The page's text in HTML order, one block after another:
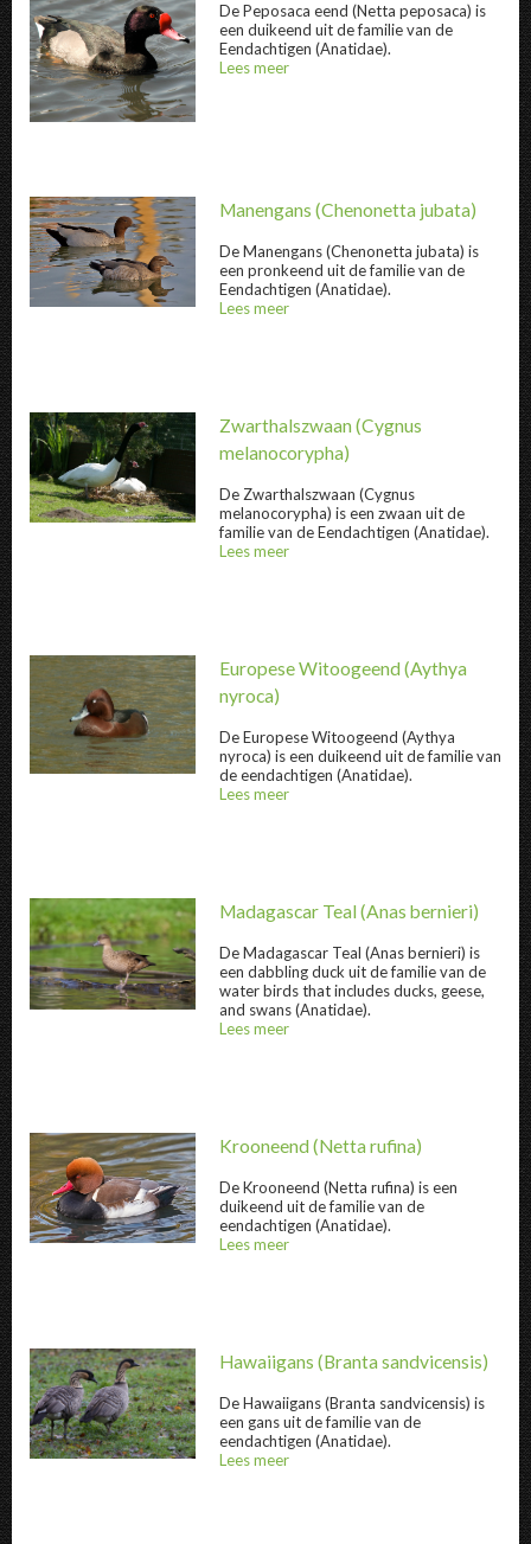
DePeposaca eend (Netta peposaca) is
een duikeend uit de familie van de
Eendachtigen (Anatidae).
Lees meer
Manengans " title="Manengans
Manengans (Chenonetta jubata)
DeManengans(Chenonetta jubata) is
een pronkeend uit de familie van de
Eendachtigen (Anatidae).
Lees meer
Zwarthalszwaan " title="Zwarthalszwaan " />
Zwarthalszwaan (Cygnus
melanocorypha)
De Zwarthalszwaan (Cygnus
melanocorypha) is een zwaan uit de
familie van de Eendachtigen (Anatidae).
Lees meer
Europese Witoogeend " title="Europese
Europese Witoogeend (Aythya
nyroca)
DeEuropese Witoogeend (Aythya
nyroca) is een duikeend uit de familie van
de eendachtigen (Anatidae).
Lees meer
Madagascar Teal " title=" Madagascar Teal "
Madagascar Teal (Anas bernieri)
DeMadagascar Teal (Anas bernieri) is
een dabbling duck uit de familie van de
water birds that includes ducks, geese,
and swans (Anatidae).
Lees meer
Krooneend " title="Krooneend
Krooneend (Netta rufina)
DeKrooneend (Netta rufina) is een
duikeend uit de familie van de
eendachtigen (Anatidae).
Lees meer
Hawaiigans " title="Hawaiigans
Hawaiigans (Branta sandvicensis)
DeHawaiigans(Branta sandvicensis) is
een gans uit de familie van de
eendachtigen (Anatidae).
Lees meer